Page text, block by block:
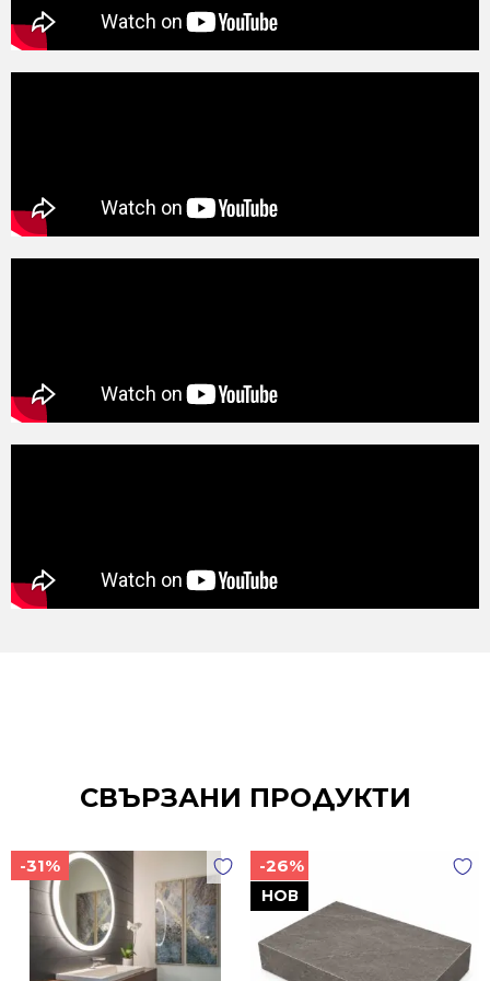
СВЪРЗАНИ ПРОДУКТИ
-31%
НОВ
-26%